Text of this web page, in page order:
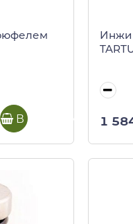
В корзину 1